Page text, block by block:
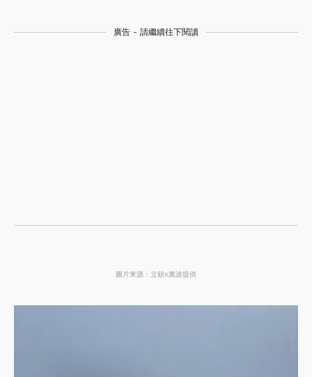
廣告 - 請繼續往下閱讀
圖片來源：立頓X萬波提供